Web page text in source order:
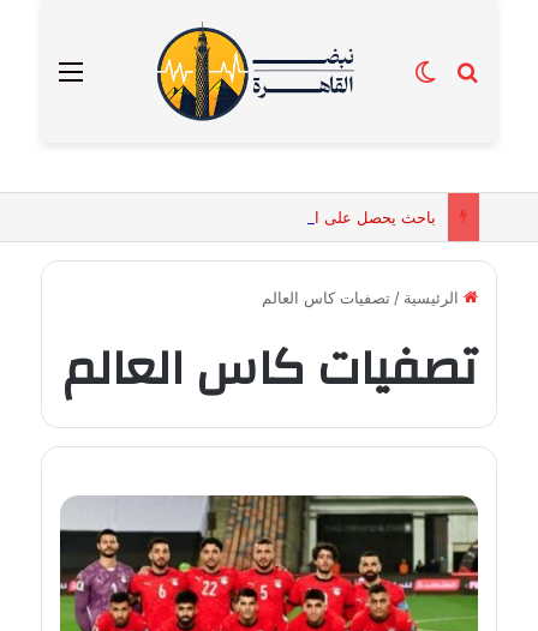
القائمة بحث عنالوضع المظلم
الرئيسية / تصفيات كاس العالم
تصفيات كاس العالم